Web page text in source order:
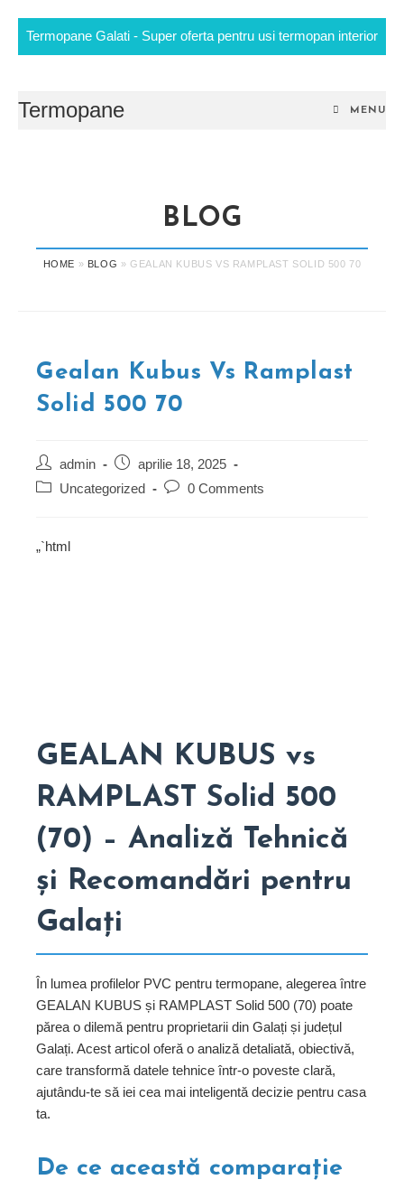
Termopane Galati - Super oferta pentru usi termopan interior
content
Termopane MENU
BLOG
HOME » BLOG » GEALAN KUBUS VS RAMPLAST SOLID 500 70
Gealan Kubus Vs Ramplast
Solid 500 70
Post
author:
admin
Post
published:
aprilie 18, 2025
PostUncategorized
Post0 Comments
„`html
GEALAN KUBUS vs
RAMPLAST Solid 500
(70) – Analiză Tehnică
și Recomandări pentru
Galați
În lumea profilelor PVC pentru termopane, alegerea între
GEALAN KUBUS și RAMPLAST Solid 500 (70) poate
părea o dilemă pentru proprietarii din Galați și județul
Galați. Acest articol oferă o analiză detaliată, obiectivă,
care transformă datele tehnice într-o poveste clară,
ajutându-te să iei cea mai inteligentă decizie pentru casa
ta.
De ce această comparație